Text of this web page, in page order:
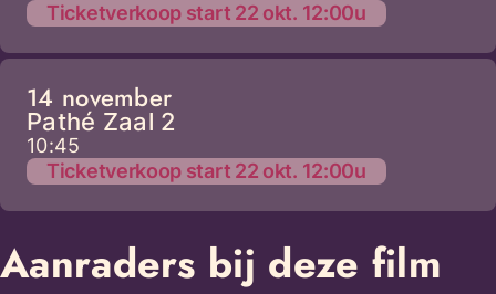
Ticketverkoop start 22 okt. 12:00u
14 november
Pathé Zaal 2
10:45
Ticketverkoop start 22 okt. 12:00u
Aanraders bij deze film